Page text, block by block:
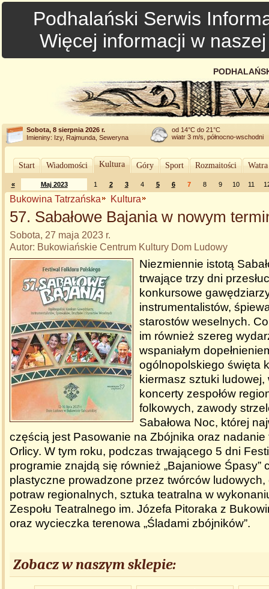
Podhalański Serwis
Więcej informacji w
Sobota, 8 sierpnia 2026 r.
Imieniny: Izy, Rajmunda, Seweryna
od 14°C do 21°C
wiatr 3 m/s, północno-wschodni
Start Wiadomości Kultura Góry Sport Rozmaitości
« Maj 2023 1 2 3 4 5 6 7 8 9 10 11
Bukowina Tatrzańska Kultura
57. Sabałowe Bajania w nowym
Sobota, 27 maja 2023 r.
Autor: Bukowiańskie Centrum Kultury Dom Ludowy
Niezmiennie istotą
trwające trzy dni
konkursowe
instrumentalistów,
starostów weselnych.
im również szereg
wspaniałym
ogólnopolskiego święta
kiermasz sztuki ludowej,
koncerty zespołów
folkowych, zawody
Sabałowa Noc, której
częścią jest Pasowanie na Zbójnika oraz nadanie
Orlicy. W tym roku, podczas trwającego 5 dni
programie znajdą się również „Bajaniowe Śpasy”
plastyczne prowadzone przez twórców
potraw regionalnych, sztuka teatralna w
Zespołu Teatralnego im. Józefa Pitoraka z
oraz wycieczka terenowa „Śladami zbójników”.
Zobacz w naszym sklepie: